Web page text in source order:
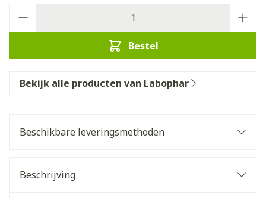
Bestel
Bekijk alle producten van Labophar
Beschikbare leveringsmethoden
Beschrijving